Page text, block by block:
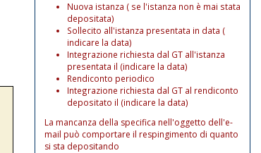
Nuova istanza ( se l'istanza non è mai stata
depositata)
Sollecito all'istanza presentata in data (
indicare la data)
Integrazione richiesta dal GT all'istanza
presentata il (indicare la data)
Rendiconto periodico
Integrazione richiesta dal GT al rendiconto
depositato il (indicare la data)
La mancanza della specifica nell'oggetto dell'e-
mail può comportare il respingimento di quanto
si sta depositando